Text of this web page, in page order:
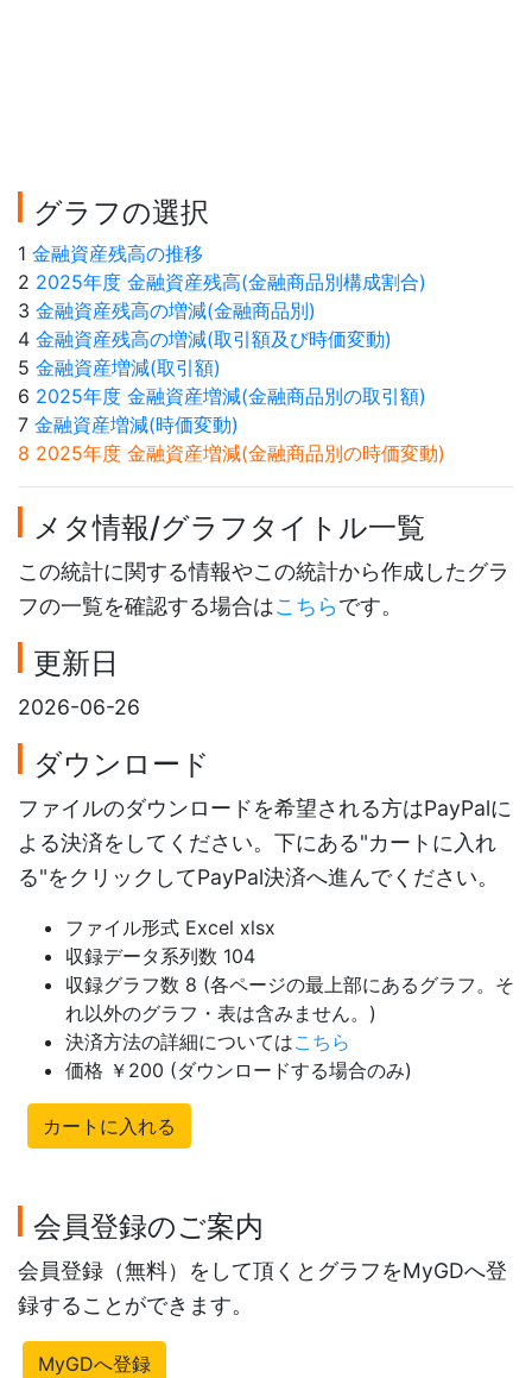
グラフの選択
1 金融資産残高の推移
2 2025年度 金融資産残高(金融商品別構成割合)
3 金融資産残高の増減(金融商品別)
4 金融資産残高の増減(取引額及び時価変動)
5 金融資産増減(取引額)
6 2025年度 金融資産増減(金融商品別の取引額)
7 金融資産増減(時価変動)
8 2025年度 金融資産増減(金融商品別の時価変動)
メタ情報/グラフタイトル一覧
この統計に関する情報やこの統計から作成したグラ
フの一覧を確認する場合はこちらです。
更新日
2026-06-26
ダウンロード
ファイルのダウンロードを希望される方はPayPalに
よる決済をしてください。下にある"カートに入れ
る"をクリックしてPayPal決済へ進んでください。
ファイル形式 Excel xlsx
収録データ系列数 104
収録グラフ数 8 (各ページの最上部にあるグラフ。そ
れ以外のグラフ・表は含みません。)
決済方法の詳細についてはこちら
価格 ￥200 (ダウンロードする場合のみ)
カートに入れる
会員登録のご案内
会員登録（無料）をして頂くとグラフをMyGDへ登
録することができます。
MyGDへ登録